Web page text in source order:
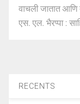
वाचली जातात आणि
एस. एल. भैरप्पा :
RECENTS